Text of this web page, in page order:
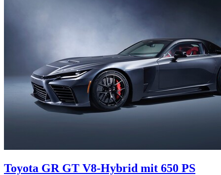
Toyota GR GT V8-Hybrid mit 650 PS